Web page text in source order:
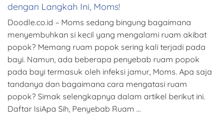
dengan Langkah Ini, Moms!
Doodle.co.id – Moms sedang bingung bagaimana
menyembuhkan si kecil yang mengalami ruam akibat
popok? Memang ruam popok sering kali terjadi pada
bayi. Namun, ada beberapa penyebab ruam popok
pada bayi termasuk oleh infeksi jamur, Moms. Apa saja
tandanya dan bagaimana cara mengatasi ruam
popok? Simak selengkapnya dalam artikel berikut ini.
Daftar IsiApa Sih, Penyebab Ruam …